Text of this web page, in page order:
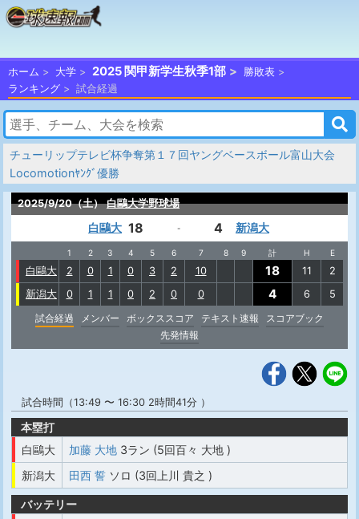
ホーム 大学 2025 関甲新学生秋季1部
勝敗表
ランキング
試合経過
チューリップテレビ杯争奪第１７回ヤングベースボール富山大会
Locomotionﾔﾝｸﾞ優勝
2025/9/20（土） 白鷗大学野球場
白鷗大 18 - 4 新潟大
1 2 3 4 5 6 7 8 9 計 H E
白鷗大 2 0 1 0 3 2 10 18 11
2
新潟大
0 1 1 0 2 0 0 4 6
5
試合経過
メンバー ボックススコア テキスト速報
スコアブック
先発情報
試合時間（13:49 〜 16:30 2時間41分 ）
本塁打
白鷗大
加藤 大地 3ラン (5回百々 大地 )
新潟大
田西 誓 ソロ (3回上川 貴之 )
バッテリー